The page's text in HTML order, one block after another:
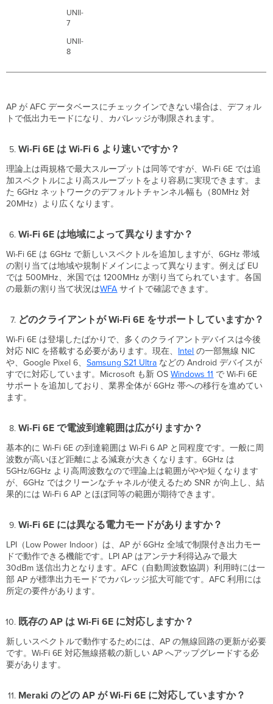
6E
に
し
す
か？
Meraki
の
の
が
Wi-
Fi
6E
応
し
て
い
ま
す
の
Wi-
Fi
5/6
AP
と
Wi-
6E
に
干
渉
は
発
し
ま
す
か？
Wi-
へ
UNII-
7
UNII-
8
AP が AFC データベースにチェックインできない場合は、デフォル
トで低出力モードになり、カバレッジが制限されます。
Wi-Fi 6E は Wi-Fi 6 より速いですか？
理論上は両規格で最大スループットは同等ですが、Wi-Fi 6E では追
加スペクトルにより高スループットをより容易に実現できます。ま
た 6GHz ネットワークのデフォルトチャンネル幅も（80MHz 対
20MHz）より広くなります。
Wi-Fi 6E は地域によって異なりますか？
Wi-Fi 6E は 6GHz で新しいスペクトルを追加しますが、6GHz 帯域
の割り当ては地域や規制ドメインによって異なります。例えば EU
では 500MHz、米国では 1200MHz が割り当てられています。各国
の最新の割り当て状況はWFA サイトで確認できます。
どのクライアントが Wi-Fi 6E をサポートしていますか？
Wi-Fi 6E は登場したばかりで、多くのクライアントデバイスは今後
対応 NIC を搭載する必要があります。現在、 Intel の一部無線 NIC
や、Google Pixel 6、Samsung S21 Ultra などの Android デバイスが
すでに対応しています。Microsoft も新 OSWindows 11 で Wi-Fi 6E
サポートを追加しており、業界全体が 6GHz 帯への移行を進めてい
ます。
Wi-Fi 6E で電波到達範囲は広がりますか？
基本的に Wi-Fi 6E の到達範囲は Wi-Fi 6 AP と同程度です。一般に周
波数が高いほど距離による減衰が大きくなります。6GHz は
5GHz/6GHz より高周波数なので理論上は範囲がやや短くなります
が、6GHz ではクリーンなチャネルが使えるため SNR が向上し、結
果的には Wi-Fi 6 AP とほぼ同等の範囲が期待できます。
Wi-Fi 6E には異なる電力モードがありますか？
LPI（Low Power Indoor）は、AP が 6GHz 全域で制限付き出力モー
ドで動作できる機能です。LPI AP はアンテナ利得込みで最大
30dBm 送信出力となります。AFC（自動周波数協調）利用時には一
部 AP が標準出力モードでカバレッジ拡大可能です。AFC 利用には
所定の要件があります。
既存の AP は Wi-Fi 6E に対応しますか？
新しいスペクトルで動作するためには、AP の無線回路の更新が必要
です。Wi-Fi 6E 対応無線搭載の新しい AP へアップグレードする必
要があります。
Meraki のどの AP が Wi-Fi 6E に対応していますか？